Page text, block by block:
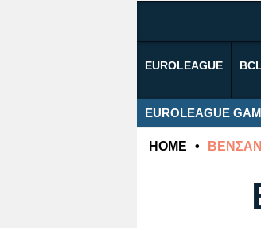
EUROLEAGUE BCL
EUROLEAGUE
HOME •